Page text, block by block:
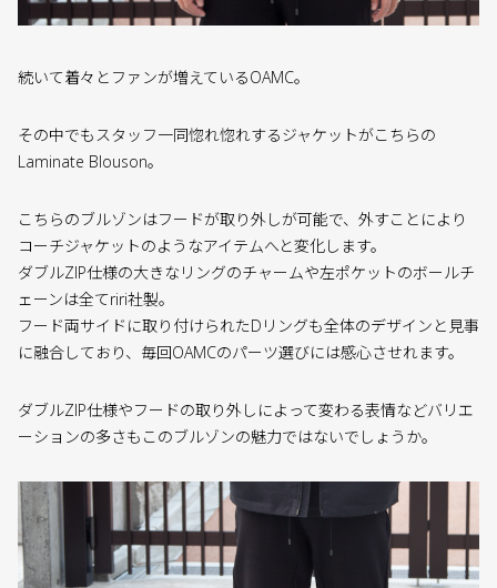
続いて着々とファンが増えているOAMC。
その中でもスタッフ一同惚れ惚れするジャケットがこちらの
Laminate Blouson。
こちらのブルゾンはフードが取り外しが可能で、外すことにより
コーチジャケットのようなアイテムへと変化します。
ダブルZIP仕様の大きなリングのチャームや左ポケットのボールチ
ェーンは全てriri社製。
フード両サイドに取り付けられたDリングも全体のデザインと見事
に融合しており、毎回OAMCのパーツ選びには感心させれます。
ダブルZIP仕様やフードの取り外しによって変わる表情などバリエ
ーションの多さもこのブルゾンの魅力ではないでしょうか。